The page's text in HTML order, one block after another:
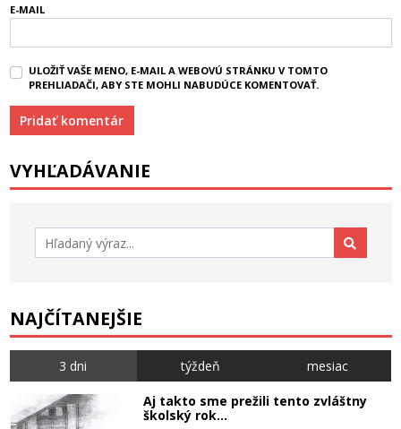
E-MAIL
ULOŽIŤ VAŠE MENO, E-MAIL A WEBOVÚ STRÁNKU V TOMTO
PREHLIADAČI, ABY STE MOHLI NABUDÚCE KOMENTOVAŤ.
VYHĽADÁVANIE
Hľadať:
NAJČÍTANEJŠIE
3 dni týždeň mesiac
Aj takto sme prežili tento zvláštny
školský rok…